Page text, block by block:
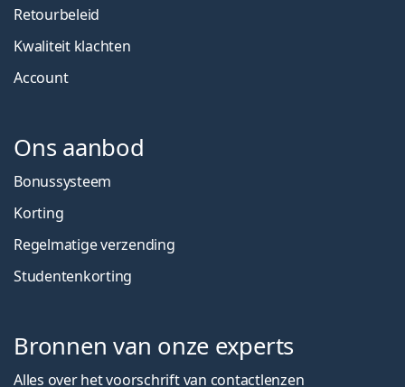
Retourbeleid
Kwaliteit klachten
Account
Ons aanbod
Bonussysteem
Korting
Regelmatige verzending
Studentenkorting
Bronnen van onze experts
Alles over het voorschrift van contactlenzen